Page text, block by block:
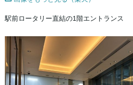
駅前ロータリー直結の1階エントランス